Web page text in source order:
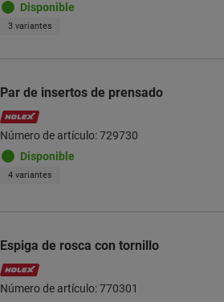
Disponible
3 variantes
Par de insertos de prensado
Número de artículo: 729730
Disponible
4 variantes
Espiga de rosca con tornillo
Número de artículo: 770301